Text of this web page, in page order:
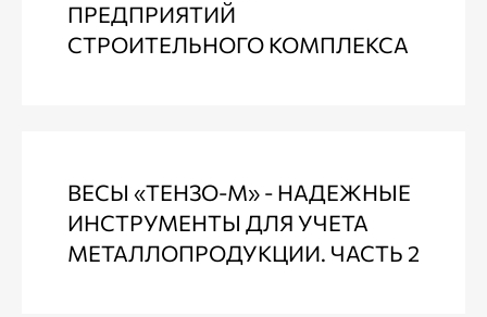
ПРЕДПРИЯТИЙ
СТРОИТЕЛЬНОГО КОМПЛЕКСА
ВЕСЫ «ТЕНЗО-М» - НАДЕЖНЫЕ
ИНСТРУМЕНТЫ ДЛЯ УЧЕТА
МЕТАЛЛОПРОДУКЦИИ. ЧАСТЬ 2